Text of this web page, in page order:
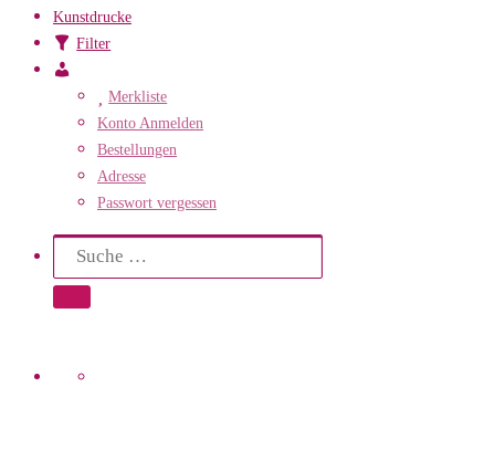
Kunstdrucke
Filter
KontoMerkliste
Konto Anmelden
Bestellungen
Adresse
Passwort vergessen
Search
Suche
Suche …